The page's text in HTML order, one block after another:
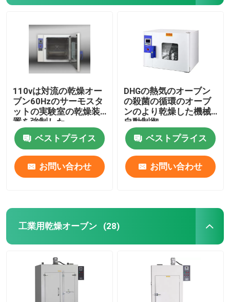
マッフル炉
110vは対流の乾燥オー
ブン60Hzのサーモスタ
ットの実験室の乾燥装
置を強制した
ベストプライス
お問い合わせ
DHGの熱気のオーブン
の殺菌の循環のオーブ
ンのより乾燥した機械
自動制御
ベストプライス
お問い合わせ
工業用乾燥オーブン (28)